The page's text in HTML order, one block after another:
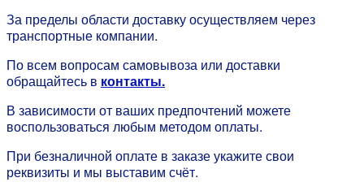
За пределы области доставку осуществляем через
транспортные компании.
По всем вопросам самовывоза или доставки
обращайтесь в контакты.
В зависимости от ваших предпочтений можете
воспользоваться любым методом оплаты.
При безналичной оплате в заказе укажите свои
реквизиты и мы выставим счёт.